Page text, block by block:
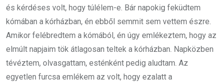
és kérdéses volt, hogy túlélem-e. Bár napokig feküdtem
kómában a kórházban, én ebből semmit sem vettem észre.
Amikor felébredtem a kómából, én úgy emlékeztem, hogy az
elmúlt napjaim tök átlagosan teltek a kórházban. Napközben
tévéztem, olvasgattam, esténként pedig aludtam. Az
egyetlen furcsa emlékem az volt, hogy ezalatt a